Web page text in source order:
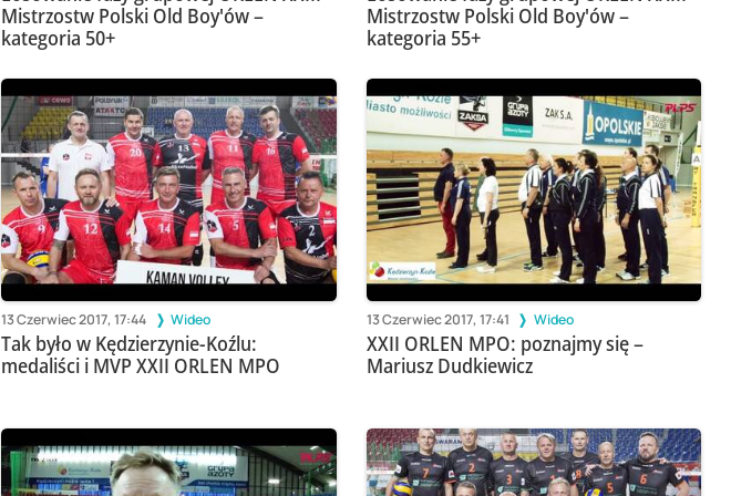
Mistrzostw Polski Old Boy'ów –
kategoria 50+
Mistrzostw Polski Old Boy'ów –
kategoria 55+
13 Czerwiec 2017, 17:44 Wideo
Tak było w Kędzierzynie-Koźlu:
medaliści i MVP XXII ORLEN MPO
13 Czerwiec 2017, 17:41 Wideo
XXII ORLEN MPO: poznajmy się –
Mariusz Dudkiewicz